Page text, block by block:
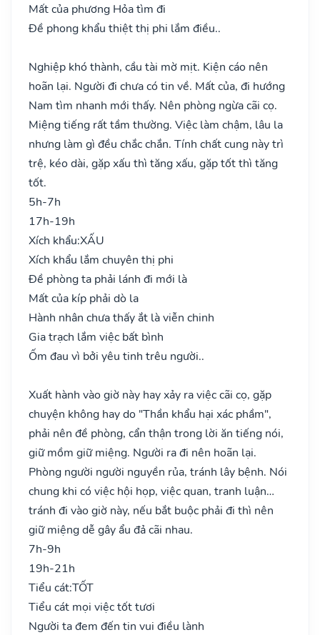
Mất của phương Hỏa tìm đi
Đề phong khẩu thiệt thị phi lắm điều..
Nghiệp khó thành, cầu tài mờ mịt. Kiện cáo nên
hoãn lại. Người đi chưa có tin về. Mất của, đi hướng
Nam tìm nhanh mới thấy. Nên phòng ngừa cãi cọ.
Miệng tiếng rất tầm thường. Việc làm chậm, lâu la
nhưng làm gì đều chắc chắn. Tính chất cung này trì
trệ, kéo dài, gặp xấu thì tăng xấu, gặp tốt thì tăng
tốt.
5h-7h
17h-19h
Xích khẩu:XẤU
Xích khẩu lắm chuyên thị phi
Đề phòng ta phải lánh đi mới là
Mất của kíp phải dò la
Hành nhân chưa thấy ắt là viễn chinh
Gia trạch lắm việc bất bình
Ốm đau vì bởi yêu tinh trêu người..
Xuất hành vào giờ này hay xảy ra việc cãi cọ, gặp
chuyện không hay do "Thần khẩu hại xác phầm",
phải nên đề phòng, cẩn thận trong lời ăn tiếng nói,
giữ mồm giữ miệng. Người ra đi nên hoãn lại.
Phòng người người nguyền rủa, tránh lây bệnh. Nói
chung khi có việc hội họp, việc quan, tranh luận…
tránh đi vào giờ này, nếu bắt buộc phải đi thì nên
giữ miệng dễ gây ẩu đả cãi nhau.
7h-9h
19h-21h
Tiểu cát:TỐT
Tiểu cát mọi việc tốt tươi
Người ta đem đến tin vui điều lành